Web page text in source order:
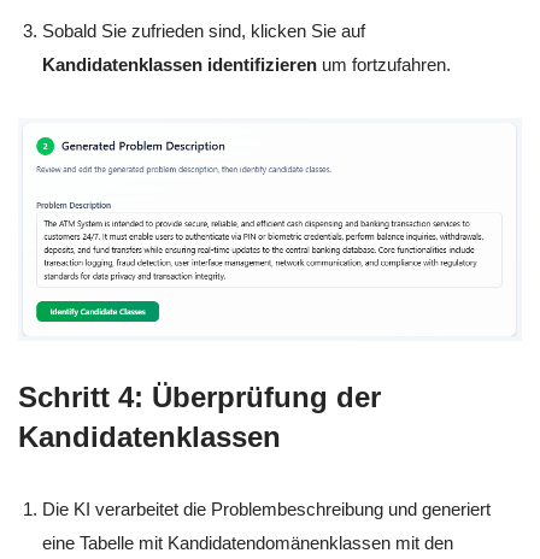
Sobald Sie zufrieden sind, klicken Sie auf
Kandidatenklassen identifizieren um fortzufahren.
Schritt 4: Überprüfung der
Kandidatenklassen
Die KI verarbeitet die Problembeschreibung und generiert
eine Tabelle mit Kandidatendomänenklassen mit den